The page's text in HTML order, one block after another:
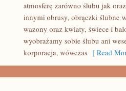
atmosferę zarówno ślubu jak
innymi obrusy, obrączki ślubne
wazony oraz kwiaty, świece i
wyobrażamy sobie ślubu ani
korporacja, wówczas [ Read